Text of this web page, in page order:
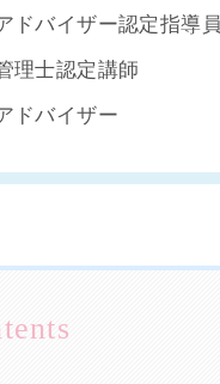
ドバイザー認定指導
理士認定講師
ドバイザー